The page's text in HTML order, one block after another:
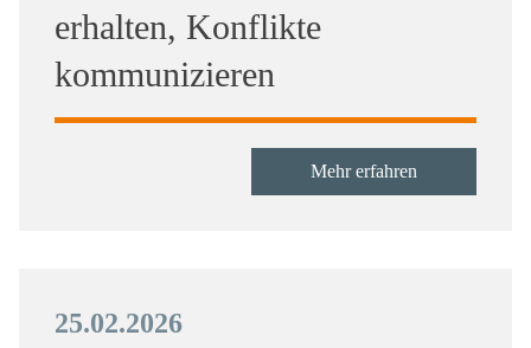
erhalten, Konflikte
kommunizieren
Mehr erfahren
25.02.2026